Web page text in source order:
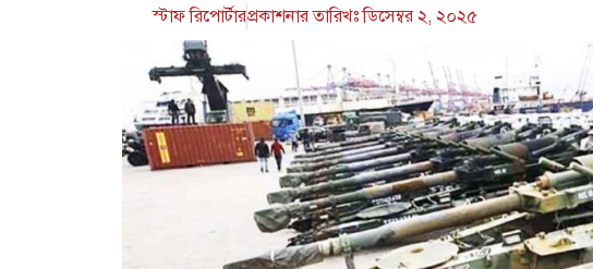
স্টাফ রিপোর্টারপ্রকাশনার তারিখঃডিসেম্বর ২, ২০২৫